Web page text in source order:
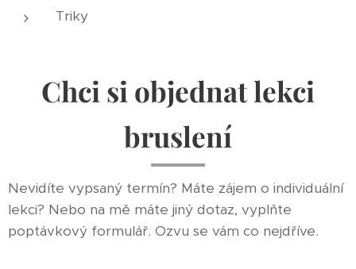
Triky
Chci si objednat lekci
bruslení
Nevidíte vypsaný termín? Máte zájem o individuální
lekci? Nebo na mě máte jiný dotaz, vyplňte
poptávkový formulář. Ozvu se vám co nejdříve.